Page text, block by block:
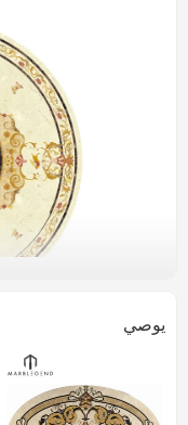
اسم المنتج
رقم الصنف.
المواد
يوصي